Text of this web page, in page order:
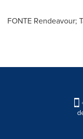
FONTE Rendeavour;